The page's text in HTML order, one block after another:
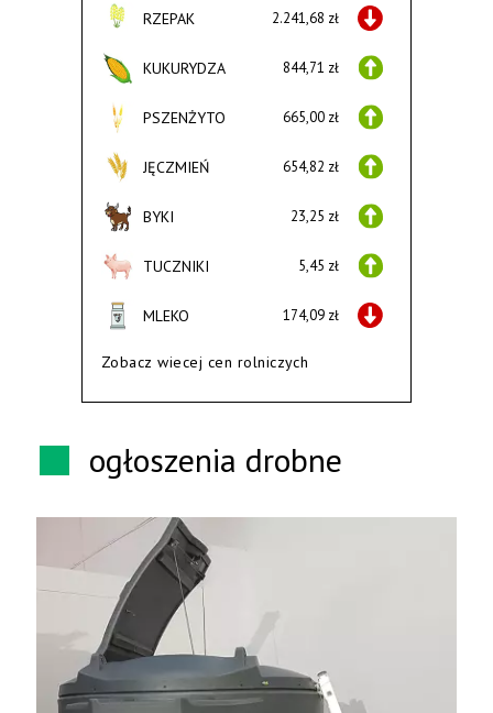
RZEPAK 2.241,68 zł
KUKURYDZA 844,71 zł
PSZENŻYTO 665,00 zł
JĘCZMIEŃ 654,82 zł
BYKI 23,25 zł
TUCZNIKI 5,45 zł
MLEKO 174,09 zł
Zobacz wiecej cen rolniczych
ogłoszenia drobne